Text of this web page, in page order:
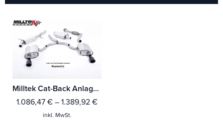
Milltek Cat-Back Anlage Citroen DS3 1.6 THP 16V DSport
1.086,47 € – 1.389,92 €
inkl. MwSt.